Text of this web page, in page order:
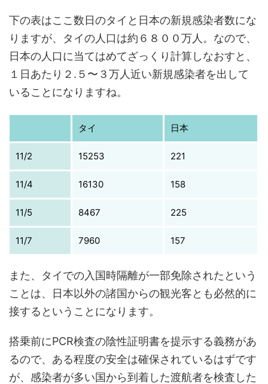
下の表はここ数日のタイと日本の新規感染者数にな
りますが、タイの人口は約６８００万人。なので、
日本の人口に当てはめてざっくり計算しなおすと、
１日あたり２.５〜３万人近い新規感染者を出して
いることになりますね。
タイ 日本
11/2 15253 221
11/4 16130 158
11/5 8467 225
11/7 7960 157
また、タイでの入国時隔離が一部免除されたという
ことは、日本以外の諸国からの観光客とも必然的に
接するということになります。
搭乗前にPCR検査の陰性証明書を提示する義務があ
るので、ある程度の安全は確保されているはずです
が、感染者が多い国から到着した渡航者を検査した